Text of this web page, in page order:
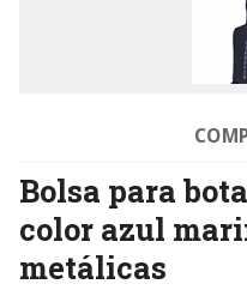
Bolsa para
color azul
metálicas